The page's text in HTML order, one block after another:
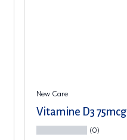
New Care
Vitamine D3 75mcg
(0)